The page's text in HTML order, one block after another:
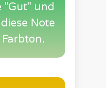
"Gut" und
Note